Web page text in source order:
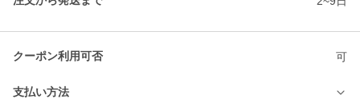
クーポン利用可否 可
支払い方法